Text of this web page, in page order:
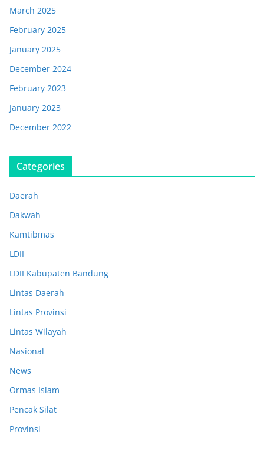
March 2025
February 2025
January 2025
December 2024
February 2023
January 2023
December 2022
Categories
Daerah
Dakwah
Kamtibmas
LDII
LDII Kabupaten Bandung
Lintas Daerah
Lintas Provinsi
Lintas Wilayah
Nasional
News
Ormas Islam
Pencak Silat
Provinsi